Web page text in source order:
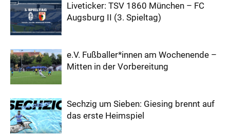
Liveticker: TSV 1860 München – FC
Augsburg II (3. Spieltag)
e.V. Fußballer*innen am Wochenende –
Mitten in der Vorbereitung
Sechzig um Sieben: Giesing brennt auf
das erste Heimspiel